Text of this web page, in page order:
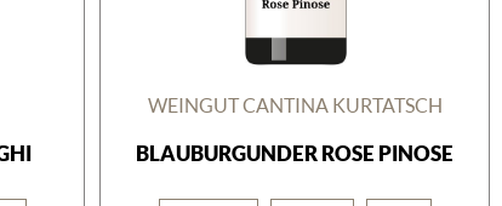
WEINGUT CANTINA KURTATSCH
BLAUBURGUNDER ROSE PINOSE